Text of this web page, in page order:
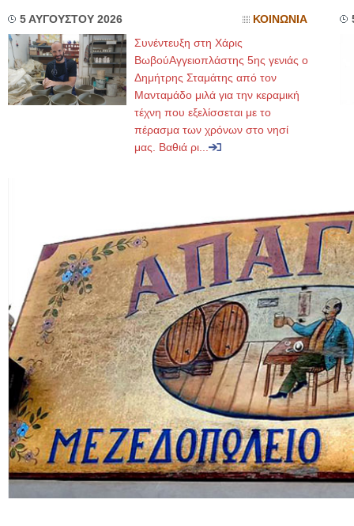
5 ΑΥΓΟΥΣΤΟΥ 2026 ΚΟΙΝΩΝΙΑ
Συνέντευξη στη Χάρις
ΒωβούΑγγειοπλάστης 5ης γενιάς ο
Δημήτρης Σταμάτης από τον
Μανταμάδο μιλά για την κεραμική
τέχνη που εξελίσσεται με το
πέρασμα των χρόνων στο νησί
μας. Βαθιά ρι...